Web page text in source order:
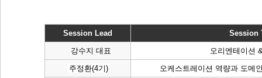
Session Lead
Session
강수지 대표
오리엔테이션
주정환(4기)
오케스트레이션 역량과 도메